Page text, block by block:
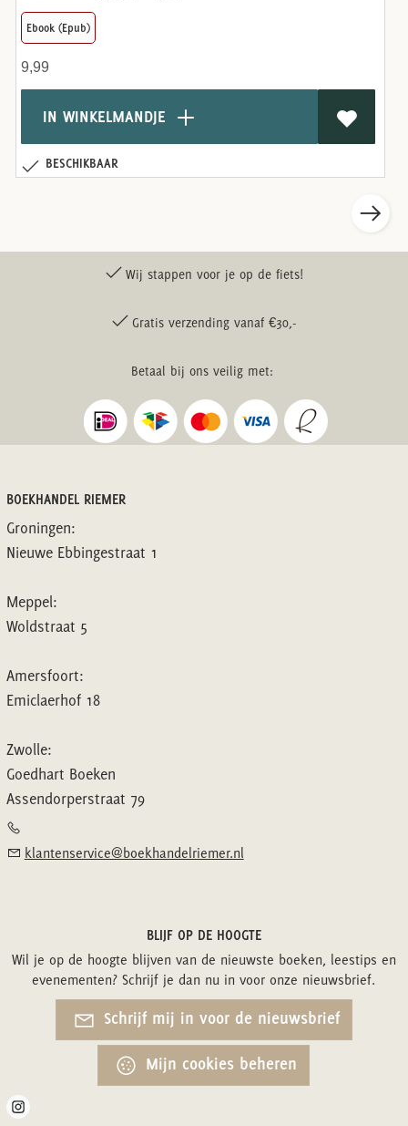
Ebook (Epub)
9,99
IN WINKELMANDJE
BESCHIKBAAR
Wij stappen voor je op de fiets!
Gratis verzending vanaf €30,-
Betaal bij ons veilig met:
BOEKHANDEL RIEMER
Groningen:
Nieuwe Ebbingestraat 1
Meppel:
Woldstraat 5
Amersfoort:
Emiclaerhof 18
Zwolle:
Goedhart Boeken
Assendorperstraat 79
klantenservice@boekhandelriemer.nl
BLIJF OP DE HOOGTE
Wil je op de hoogte blijven van de nieuwste boeken, leestips en
evenementen? Schrijf je dan nu in voor onze nieuwsbrief.
Schrijf mij in voor de nieuwsbrief
Mijn cookies beheren